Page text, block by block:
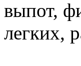
выпот,
легких,